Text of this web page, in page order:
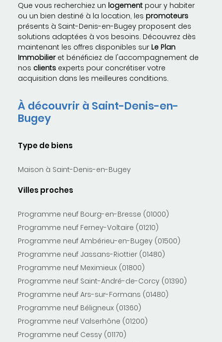
Que vous recherchiez un logement pour y habiter
ou un bien destiné à la location, les promoteurs
présents à Saint-Denis-en-Bugey proposent des
solutions adaptées à vos besoins. Découvrez dès
maintenant les offres disponibles sur Le Plan
Immobilieret bénéficiez de l'accompagnement de
nos clients experts pour concrétiser votre
acquisition dans les meilleures conditions.
À découvrir à Saint-Denis-en-
Bugey
Type de biens
Maison à Saint-Denis-en-Bugey
Villes proches
Programme neuf Bourg-en-Bresse (01000)
Programme neuf Ferney-Voltaire (01210)
Programme neuf Ambérieu-en-Bugey (01500)
Programme neuf Jassans-Riottier (01480)
Programme neuf Meximieux (01800)
Programme neuf Saint-André-de-Corcy (01390)
Programme neuf Ars-sur-Formans (01480)
Programme neuf Béligneux (01360)
Programme neuf Valserhône (01200)
Programme neuf Cessy (01170)